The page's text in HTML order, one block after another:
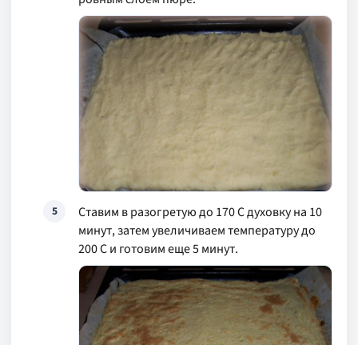
5
Ставим в разогретую до 170 С духовку на 10
минут, затем увеличиваем температуру до
200 С и готовим еще 5 минут.